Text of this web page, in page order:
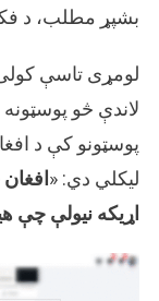
بشپړ مطلب، د
لومړی تاسې
لاندې څو
پوسټونو کې د
لیکلي دي: «
اړيکه نيولې چې